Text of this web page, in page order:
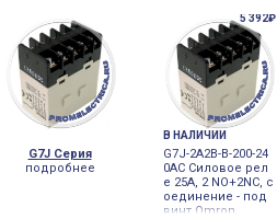
G7J Серия
подробнее
5 392₽
В НАЛИЧИИ
G7J-2A2B-B-200-24
0AC Силовое рел
е 25A, 2 NO+2NC, с
оединение - под
винт Omron